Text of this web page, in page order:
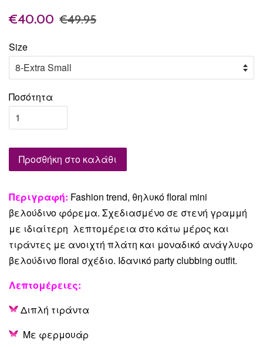
€40.00 €49.95
Size
Ποσότητα
Προσθήκη στο καλάθι
Περιγραφή: Fashion trend, θηλυκό floral mini
βελούδινο φόρεμα. Σχεδιασμένο σε στενή γραμμή
με ιδιαίτερη λεπτομέρεια στο κάτω μέρος και
τιράντες με ανοιχτή πλάτη και μοναδικό ανάγλυφο
βελούδινο floral σχέδιο. Ιδανικό party clubbing outfit.
Λεπτομέρειες:
Διπλή τιράντα
Με φερμουάρ